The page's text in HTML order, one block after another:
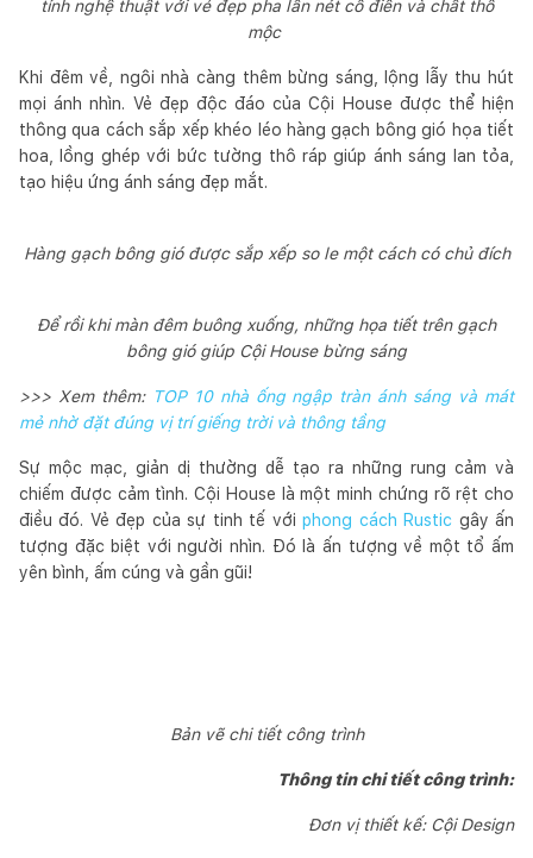
tính nghệ thuật với vẻ đẹp pha lẫn nét cổ điển và chất thô
mộc
Khi đêm về, ngôi nhà càng thêm bừng sáng, lộng lẫy thu hút
mọi ánh nhìn. Vẻ đẹp độc đáo của Cội House được thể hiện
thông qua cách sắp xếp khéo léo hàng gạch bông gió họa tiết
hoa, lồng ghép với bức tường thô ráp giúp ánh sáng lan tỏa,
tạo hiệu ứng ánh sáng đẹp mắt.
Hàng gạch bông gió được sắp xếp so le một cách có chủ đích
Để rồi khi màn đêm buông xuống, những họa tiết trên gạch
bông gió giúp Cội House bừng sáng
>>> Xem thêm: TOP 10 nhà ống ngập tràn ánh sáng và mát
mẻ nhờ đặt đúng vị trí giếng trời và thông tầng
Sự mộc mạc, giản dị thường dễ tạo ra những rung cảm và
chiếm được cảm tình. Cội House là một minh chứng rõ rệt cho
điều đó. Vẻ đẹp của sự tinh tế vớiphong cách Rustic gây ấn
tượng đặc biệt với người nhìn. Đó là ấn tượng về một tổ ấm
yên bình, ấm cúng và gần gũi!
Bản vẽ chi tiết công trình
Thông tin chi tiết công trình:
Đơn vị thiết kế: Cội Design